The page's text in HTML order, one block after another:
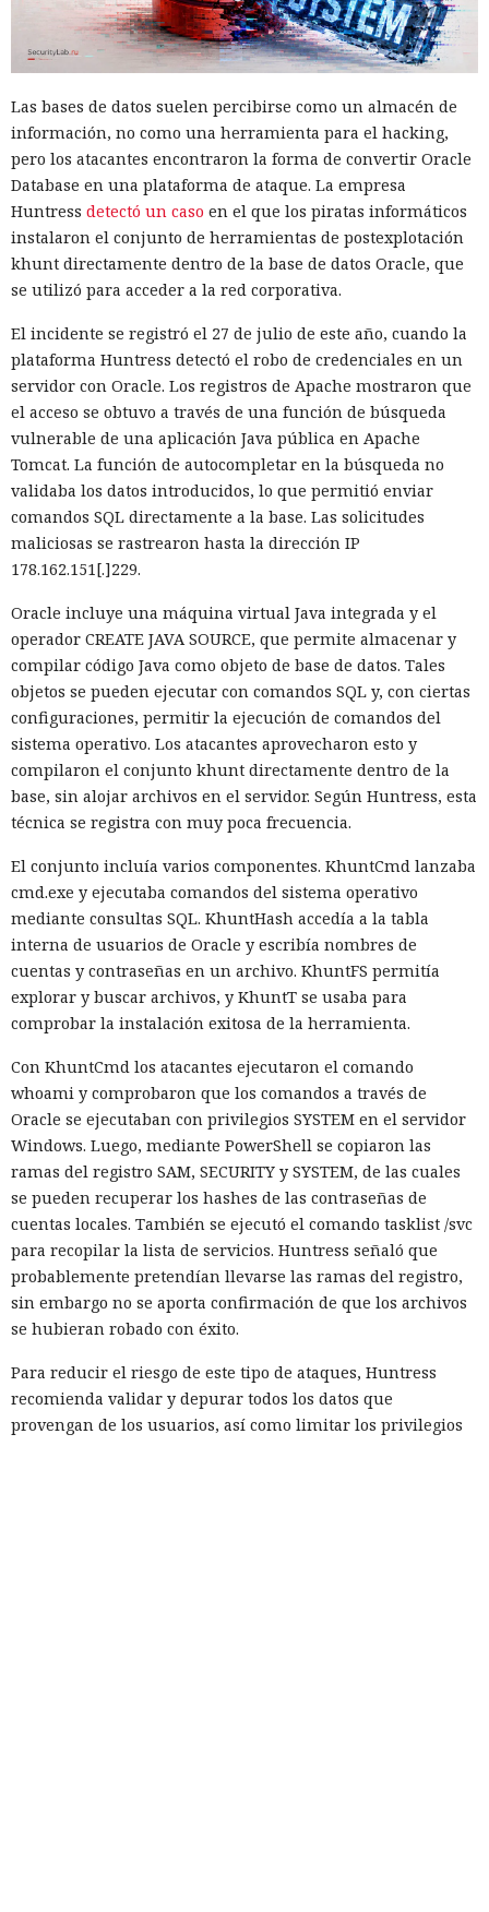
Vercel, una compilación de un proyecto que antes tardaba
21 segundos ahora se completa en 9,2 segundos — una
aceleración de 2,3 veces. El desplazamiento de memoria,
activado por defecto en modo de desarrollo, mueve los datos
no solicitados al disco cuando se aproxima al umbral de
carga y los vuelve a cargar cuando es necesario.
En modo experimental está disponible un nuevo
compilador de React escrito en Rust, integrado directamente
en Turbopack. Evita la configuración manual de la
memoiza
que antes requería pasar el código por el
transpilador
Babel, y es capaz de reducir el tiempo de compilación en un
34% en arranque en frío y en un 46% en recompilación.
La mejora de rendimiento también afectó a la ejecución del
código. El paso a TypeScript versión 7, reescrito en Go, según
la estimación del equipo de Next.js acelera el
funcionamiento aproximadamente diez veces. En el
servidor, renunciar a la conversión de los web streams a
favor de los streams nativos de Node.js en toda la capa de
renderizado permite procesar un 22% más de solicitudes
sin cambiar el código de las aplicaciones.
Entre otras novedades figuran la unificación de la carga útil
para reducir el número de solicitudes de precarga, un
mejor caché de archivos estáticos, la herramienta de
depuración Instant Navigations, que muestra los
componentes lentos, documentación con soporte de
versiones para agentes de IA, límites propios de manejo de
errores y compatibilidad con importaciones de archivos tipo
«glob».
Las conversaciones sobre la pérdida de popularidad de
Next.js en favor de los frameworks Remix, Astro y Gatsby
aún no se confirman en los datos: según el director general
de Vercel, Guillermo Rauch, este año el número de
descargas del framework superó los mil millones — casi el
doble del año pasado, que fue de alrededor de 520 millones.
Las bases de datos suelen percibirse como un almacén de
información, no como una herramienta para el hacking,
pero los atacantes encontraron la forma de convertir Oracle
Database en una plataforma de ataque. La empresa
Huntress detectó un caso en el que los piratas informáticos
instalaron el conjunto de herramientas de postexplotación
khunt directamente dentro de la base de datos Oracle, que
se utilizó para acceder a la red corporativa.
El incidente se registró el 27 de julio de este año, cuando la
plataforma Huntress detectó el robo de credenciales en un
servidor con Oracle. Los registros de Apache mostraron que
el acceso se obtuvo a través de una función de búsqueda
vulnerable de una aplicación Java pública en Apache
Tomcat. La función de autocompletar en la búsqueda no
validaba los datos introducidos, lo que permitió enviar
comandos SQL directamente a la base. Las solicitudes
maliciosas se rastrearon hasta la dirección IP
178.162.151[.]229.
Oracle incluye una máquina virtual Java integrada y el
operador CREATE JAVA SOURCE, que permite almacenar y
compilar código Java como objeto de base de datos. Tales
objetos se pueden ejecutar con comandos SQL y, con ciertas
configuraciones, permitir la ejecución de comandos del
sistema operativo. Los atacantes aprovecharon esto y
compilaron el conjunto khunt directamente dentro de la
base, sin alojar archivos en el servidor. Según Huntress, esta
técnica se registra con muy poca frecuencia.
El conjunto incluía varios componentes. KhuntCmd lanzaba
cmd.exe y ejecutaba comandos del sistema operativo
mediante consultas SQL. KhuntHash accedía a la tabla
interna de usuarios de Oracle y escribía nombres de
cuentas y contraseñas en un archivo. KhuntFS permitía
explorar y buscar archivos, y KhuntT se usaba para
comprobar la instalación exitosa de la herramienta.
Con KhuntCmd los atacantes ejecutaron el comando
whoami y comprobaron que los comandos a través de
Oracle se ejecutaban con privilegios SYSTEM en el servidor
Windows. Luego, mediante PowerShell se copiaron las
ramas del registro SAM, SECURITY y SYSTEM, de las cuales
se pueden recuperar los hashes de las contraseñas de
cuentas locales. También se ejecutó el comando tasklist /svc
para recopilar la lista de servicios. Huntress señaló que
probablemente pretendían llevarse las ramas del registro,
sin embargo no se aporta confirmación de que los archivos
se hubieran robado con éxito.
Para reducir el riesgo de este tipo de ataques, Huntress
recomienda validar y depurar todos los datos que
provengan de los usuarios, así como limitar los privilegios